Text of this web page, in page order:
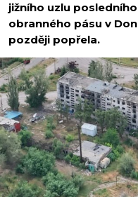
jižního uzlu
obranného pásu v
později popřela.